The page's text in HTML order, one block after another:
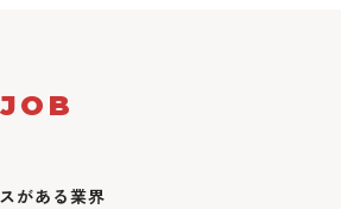
がある業界